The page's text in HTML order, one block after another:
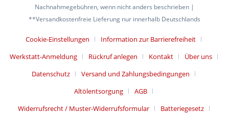
Nachnahmegebühren, wenn nicht anders beschrieben |
**Versandkostenfreie Lieferung nur innerhalb Deutschlands
Cookie-Einstellungen
Information zur Barrierefreiheit
Werkstatt-Anmeldung
Rückruf anlegen Kontakt
Über uns
Datenschutz
Versand und Zahlungsbedingungen
Altölentsorgung
AGB
Widerrufsrecht / Muster-Widerrufsformular
Batteriegesetz